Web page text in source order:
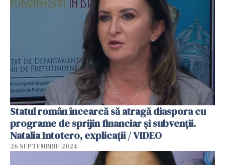
Statul român încearcă să atragă diaspora cu
programe de sprijin financiar și subvenții.
Natalia Intotero, explicații / VIDEO
26 SEPTEMBRIE 2024